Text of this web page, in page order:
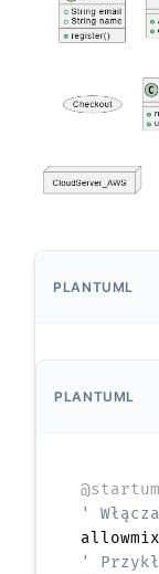
PLANTUML
PLANTUML
'
'